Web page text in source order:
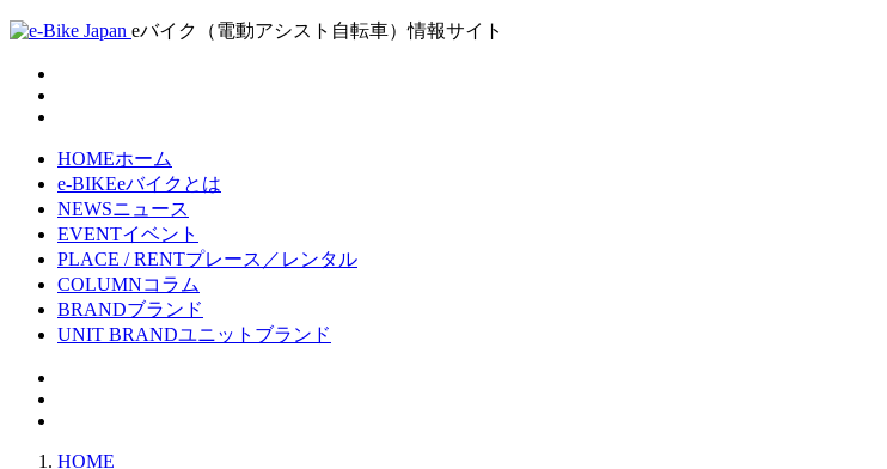
eバイク（電動アシスト自転車）情報サイト
HOMEホーム
e-BIKEeバイクとは
NEWSニュース
EVENTイベント
PLACE / RENTプレース／レンタル
COLUMNコラム
BRANDブランド
UNIT BRANDユニットブランド
HOME